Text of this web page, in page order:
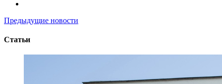
Предыдущие новости
Статьи